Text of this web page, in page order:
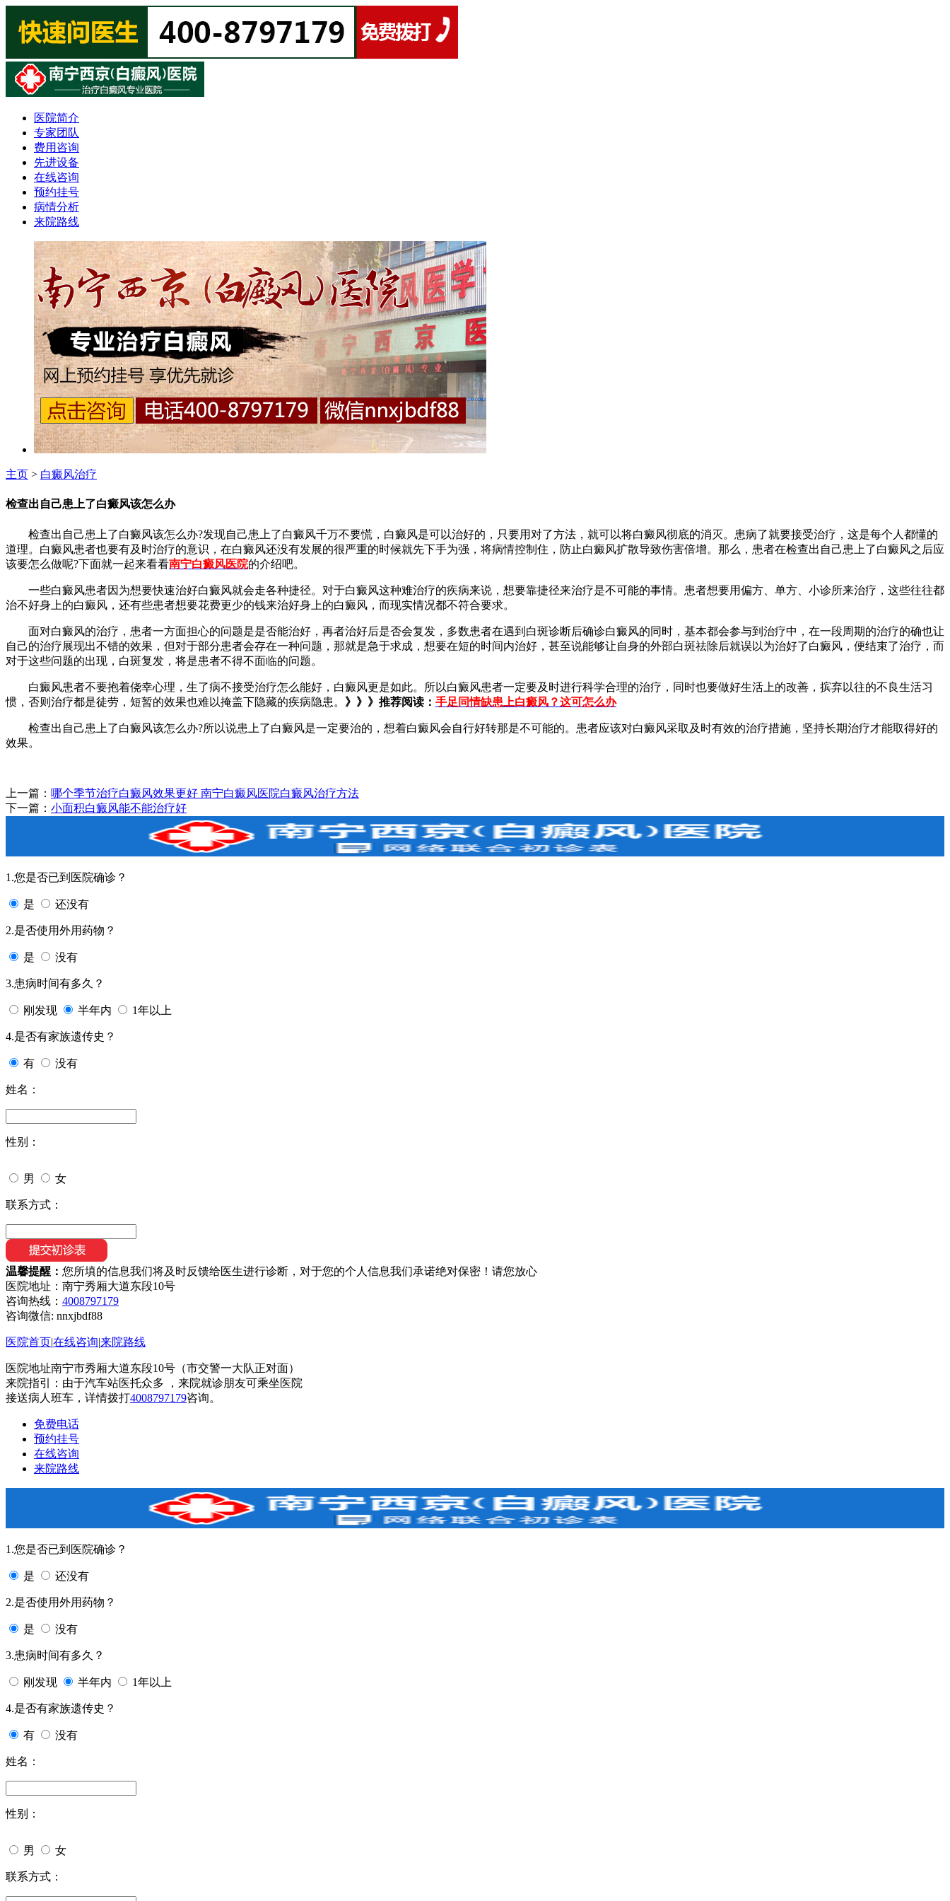
医院简介
专家团队
费用咨询
先进设备
在线咨询
预约挂号
病情分析
来院路线
主页 > 白癜风治疗
检查出自己患上了白癜风该怎么办
检查出自己患上了白癜风该怎么办?发现自己患上了白癜风千万不要慌，白癜风是可以治好的，只要用对了方法，就可以将白癜风彻底的消灭。患病了就要接受治疗，这是每个人都懂的
道理。白癜风患者也要有及时治疗的意识，在白癜风还没有发展的很严重的时候就先下手为强，将病情控制住，防止白癜风扩散导致伤害倍增。那么，患者在检查出自己患上了白癜风之后应
该要怎么做呢?下面就一起来看看南宁白癜风医院的介绍吧。
一些白癜风患者因为想要快速治好白癜风就会走各种捷径。对于白癜风这种难治疗的疾病来说，想要靠捷径来治疗是不可能的事情。患者想要用偏方、单方、小诊所来治疗，这些往往都
治不好身上的白癜风，还有些患者想要花费更少的钱来治好身上的白癜风，而现实情况都不符合要求。
面对白癜风的治疗，患者一方面担心的问题是是否能治好，再者治好后是否会复发，多数患者在遇到白斑诊断后确诊白癜风的同时，基本都会参与到治疗中，在一段周期的治疗的确也让
自己的治疗展现出不错的效果，但对于部分患者会存在一种问题，那就是急于求成，想要在短的时间内治好，甚至说能够让自身的外部白斑祛除后就误以为治好了白癜风，便结束了治疗，而
对于这些问题的出现，白斑复发，将是患者不得不面临的问题。
白癜风患者不要抱着侥幸心理，生了病不接受治疗怎么能好，白癜风更是如此。所以白癜风患者一定要及时进行科学合理的治疗，同时也要做好生活上的改善，摈弃以往的不良生活习
惯，否则治疗都是徒劳，短暂的效果也难以掩盖下隐藏的疾病隐患。 》》》推荐阅读： 手足同情缺患上白癜风？这可怎么办
检查出自己患上了白癜风该怎么办?所以说患上了白癜风是一定要治的，想着白癜风会自行好转那是不可能的。患者应该对白癜风采取及时有效的治疗措施，坚持长期治疗才能取得好的
效果。
上一篇： 哪个季节治疗白癜风效果更好 南宁白癜风医院白癜风治疗方法
下一篇： 小面积白癜风能不能治疗好
1.您是否已到医院确诊？
是 还没有
2.是否使用外用药物？
是 没有
3.患病时间有多久？
刚发现 半年内 1年以上
4.是否有家族遗传史？
有 没有
姓名：
性别：
男 女
联系方式：
温馨提醒： 您所填的信息我们将及时反馈给医生进行诊断，对于您的个人信息我们承诺绝对保密！请您放心
医院地址：南宁秀厢大道东段10号
咨询热线： 4008797179
咨询微信: nnxjbdf88
医院首页|在线咨询|来院路线
医院地址南宁市秀厢大道东段10号（市交警一大队正对面）
来院指引：由于汽车站医托众多 ，来院就诊朋友可乘坐医院
接送病人班车，详情拨打4008797179咨询。
免费电话
预约挂号
在线咨询
来院路线
1.您是否已到医院确诊？
是 还没有
2.是否使用外用药物？
是 没有
3.患病时间有多久？
刚发现 半年内 1年以上
4.是否有家族遗传史？
有 没有
姓名：
性别：
男 女
联系方式：